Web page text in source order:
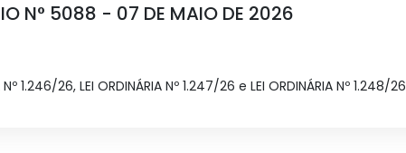
N° 5088 - 07 DE MAIO DE 2026
Nº 1.246/26, LEI ORDINÁRIA Nº 1.247/26 e LEI ORDINÁRIA Nº 1.248/26